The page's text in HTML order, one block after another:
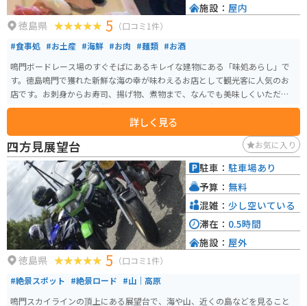
徳島県 5 （口コミ1件）
#食事処 #お土産 #海鮮 #お肉 #麺類 #お酒
鳴門ボードレース場のすぐそばにあるキレイな建物にある「味処あらし」で
す。徳島鳴門で獲れた新鮮な海の幸が味わえるお店として観光客に人気のお
店です。お刺身からお寿司、揚げ物、煮物まで、なんでも美味しくいただけ
ます。ボートレース場に併設されている感じなので、駐車場も広々です。
詳しく見る
施設： 屋内
四方見展望台 お気に入り
徳島県 5 （口コミ1件）
#絶景スポット #絶景ロード #山｜高原
鳴門スカイラインの頂上にある展望台で、海や山、近くの島などを見ること
駐車： 駐車場あり
予算： 無料
混雑： 少し空いている
滞在： 0.5時間
施設： 屋外